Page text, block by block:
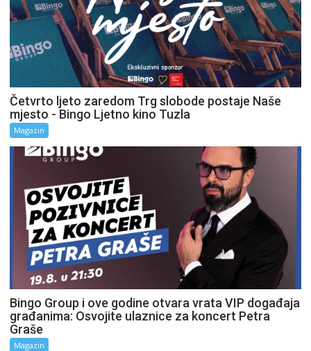
Četvrto ljeto zaredom Trg slobode postaje Naše
mjesto - Bingo Ljetno kino Tuzla
Magazin
Bingo Group i ove godine otvara vrata VIP događaja
građanima: Osvojite ulaznice za koncert Petra
Graše
Magazin